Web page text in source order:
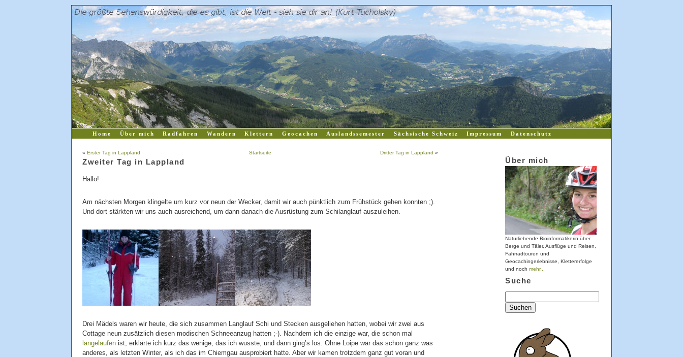
Home Über mich Radfahren Wandern Klettern Geocachen Auslandssemester Sächsische Schweiz Impressum Datenschutz
« Erster Tag in Lappland Dritter Tag in Lappland »
Startseite
Zweiter Tag in Lappland
Hallo!
Am nächsten Morgen klingelte um kurz vor neun der Wecker, damit wir auch pünktlich zum Frühstück gehen konnten ;).
Und dort stärkten wir uns auch ausreichend, um dann danach die Ausrüstung zum Schilanglauf auszuleihen.
Drei Mädels waren wir heute, die sich zusammen Langlauf Schi und Stecken ausgeliehen hatten, wobei wir zwei aus
Cottage neun zusätzlich diesen modischen Schneeanzug hatten ;-). Nachdem ich die einzige war, die schon mal
langelaufen ist, erklärte ich kurz das wenige, das ich wusste, und dann ging’s los. Ohne Loipe war das schon ganz was
anderes, als letzten Winter, als ich das im Chiemgau ausprobiert hatte. Aber wir kamen trotzdem ganz gut voran und
Über mich
Naturliebende Bioinformatikerin über
Berge und Täler, Ausflüge und Reisen,
Fahrradtouren und
Geocachingerlebnisse, Klettererfolge
und noch mehr...
Suche
nach: